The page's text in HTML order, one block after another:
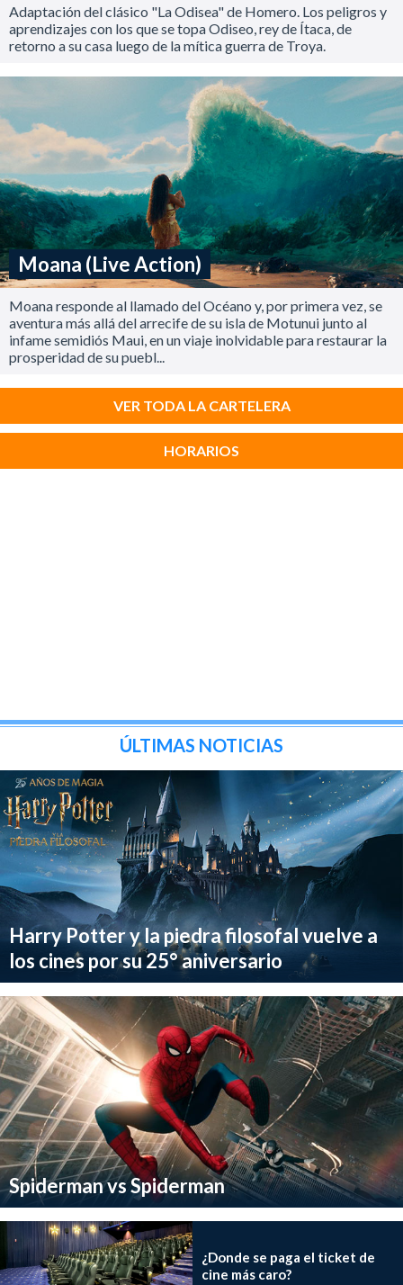
Adaptación del clásico "La Odisea" de Homero. Los peligros y
aprendizajes con los que se topa Odiseo, rey de Ítaca, de
retorno a su casa luego de la mítica guerra de Troya.
Moana (Live Action)
Moana responde al llamado del Océano y, por primera vez, se
aventura más allá del arrecife de su isla de Motunui junto al
infame semidiós Maui, en un viaje inolvidable para restaurar la
prosperidad de su puebl...
VER TODA LA CARTELERA
HORARIOS
ÚLTIMAS NOTICIAS
Harry Potter y la piedra filosofal vuelve a
los cines por su 25° aniversario
Spiderman vs Spiderman
¿Donde se paga el ticket de
cine más caro?